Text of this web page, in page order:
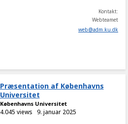
Kontakt:
Webteamet
web@adm.ku.dk
Præsentation af Københavns
Universitet
Københavns Universitet
4.045 views 9. januar 2025